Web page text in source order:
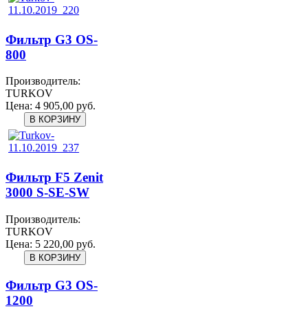
Фильтр G3 OS-
800
Производитель:
TURKOV
Цена: 4 905,00 руб.
Фильтр F5 Zenit
3000 S-SE-SW
Производитель:
TURKOV
Цена: 5 220,00 руб.
Фильтр G3 OS-
1200